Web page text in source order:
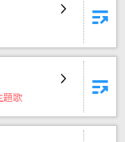
の一覧
題歌